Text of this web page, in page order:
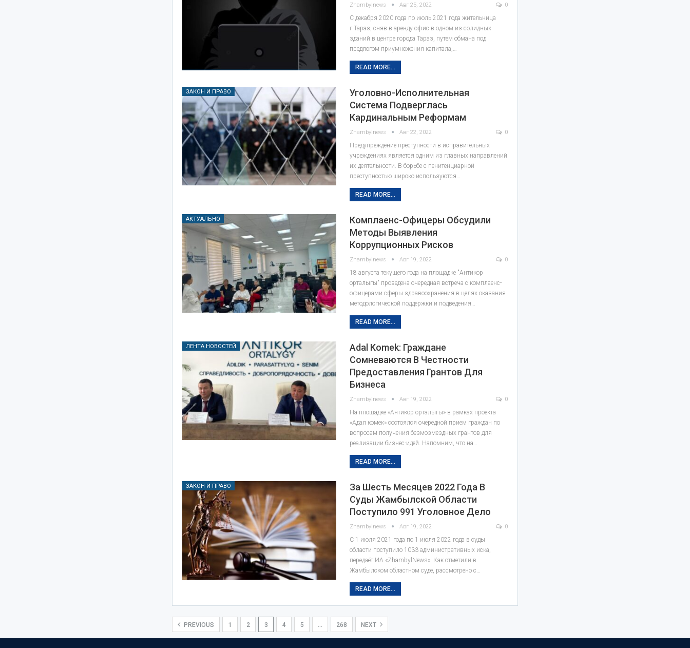
Zhambylnews Авг 25, 2022 0
С декабря 2020 года по июль 2021 года жительница
г.Тараз, сняв в аренду офис в одном из солидных
зданий в центре города Тараз, путем обмана под
предлогом приумножения капитала,…
READ MORE...
ЗАКОН И ПРАВО
Уголовно-Исполнительная
Система Подверглась
Кардинальным Реформам
Zhambylnews Авг 22, 2022 0
Предупреждение преступности в исправительных
учреждениях является одним из главных направлений
их деятельности. В борьбе с пенитенциарной
преступностью широко используются…
READ MORE...
АКТУАЛЬНО
Комплаенс-Офицеры Обсудили
Методы Выявления
Коррупционных Рисков
Zhambylnews Авг 19, 2022 0
18 августа текущего года на площадке "Антикор
орталыгы" проведена очередная встреча с комплаенс-
офицерами сферы здравоохранения в целях оказания
методологической поддержки и подведения…
READ MORE...
ЛЕНТА НОВОСТЕЙ
Adal Komek: Граждане
Сомневаются В Честности
Предоставления Грантов Для
Бизнеса
Zhambylnews Авг 19, 2022 0
На площадке «Антикор орталыгы» в рамках проекта
«Адал комек» состоялся очередной прием граждан по
вопросам получения безмозмездных грантов для
реализации бизнес-идей. Напомним, что на…
READ MORE...
ЗАКОН И ПРАВО
За Шесть Месяцев 2022 Года В
Суды Жамбылской Области
Поступило 991 Уголовное Дело
Zhambylnews Авг 19, 2022 0
С 1 июля 2021 года по 1 июля 2022 года в суды
области поступило 1033 административных иска,
передаёт ИА «ZhambylNews». Как отметили в
Жамбылском областном суде, рассмотрено с…
READ MORE...
PREVIOUS 1 2 3 4 5 … 268 NEXT